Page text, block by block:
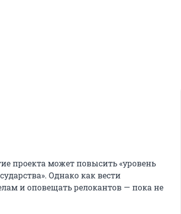
проекта может повысить «уровень
Однако как вести
и оповещать релокантов — пока не